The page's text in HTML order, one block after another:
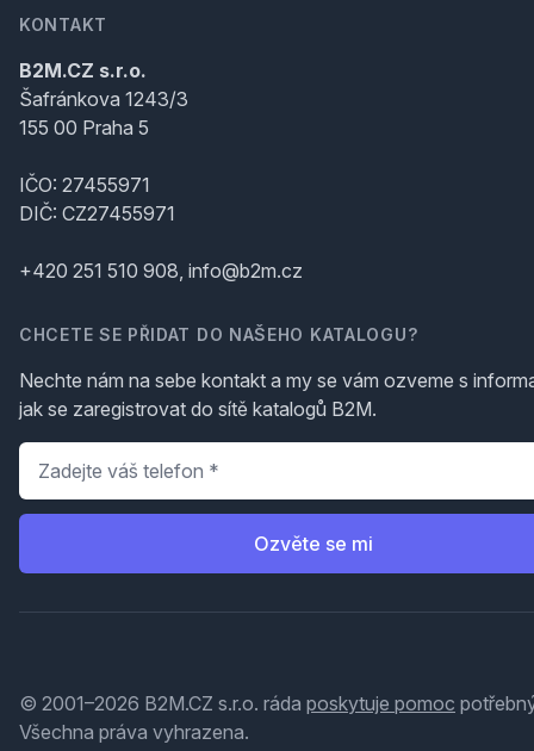
KONTAKT
B2M.CZ s.r.o.
Šafránkova 1243/3
155 00 Praha 5
IČO: 27455971
DIČ: CZ27455971
+420 251 510 908, info@b2m.cz
CHCETE SE PŘIDAT DO NAŠEHO KATALOGU?
Nechte nám na sebe kontakt a my se vám ozveme s
jak se zaregistrovat do sítě katalogů B2M.
Telefon
Ozvěte se mi
© 2001–2026 B2M.CZ s.r.o. ráda poskytuje pomoc
Všechna práva vyhrazena.